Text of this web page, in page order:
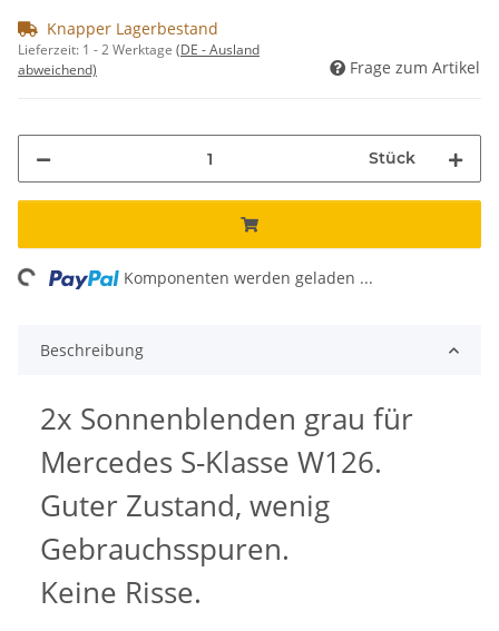
Knapper Lagerbestand
Lieferzeit: 1 - 2 Werktage (DE - Ausland
abweichend)
Frage zum Artikel
Stück
Komponenten werden geladen ...
Beschreibung
2x Sonnenblenden grau für
Mercedes S-Klasse W126.
Guter Zustand, wenig
Gebrauchsspuren.
Keine Risse.